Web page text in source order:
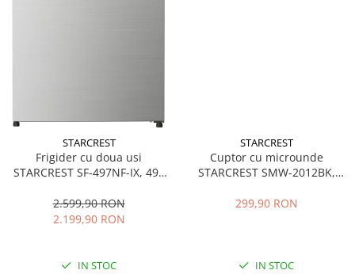
STARCREST
Frigider cu doua usi
STARCREST SF-497NF-IX, 497
Inverter, Clasa E, Display,
Functie super racire, Blocare
2.599,90 RON
2.199,90 RON
IN STOC
STARCREST
Cuptor cu microunde
STARCREST SMW-2012BK,
mecanic, 6 Trepte de putere,
299,90 RON
IN STOC